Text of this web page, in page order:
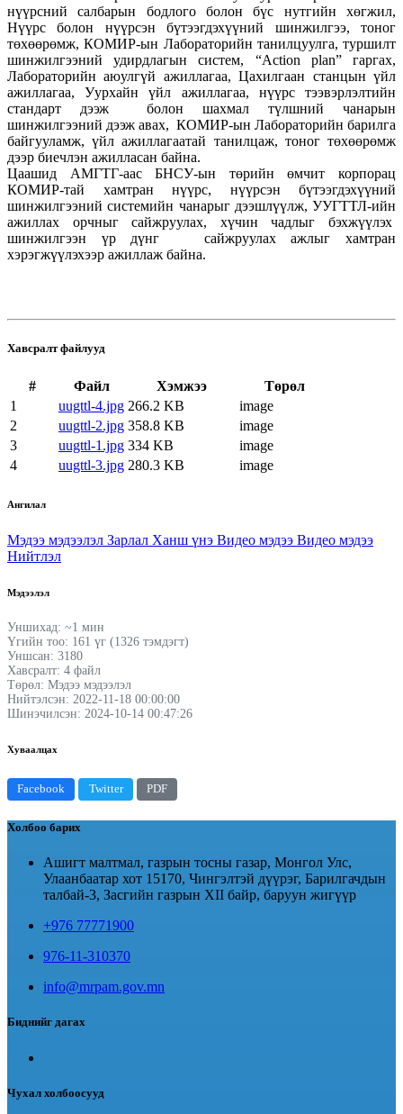
нүүрсний салбарын бодлого болон бүс нутгийн хөгжил,
Нүүрс болон нүүрсэн бүтээгдэхүүний шинжилгээ, тоног
төхөөрөмж, КОМИР-ын Лабораторийн танилцуулга, туршилт
шинжилгээний удирдлагын систем, “Action plan” гаргах,
Лабораторийн аюулгүй ажиллагаа, Цахилгаан станцын үйл
ажиллагаа, Уурхайн үйл ажиллагаа, нүүрс тээвэрлэлтийн
стандарт дээж болон шахмал түлшний чанарын
шинжилгээний дээж авах, КОМИР-ын Лабораторийн барилга
байгууламж, үйл ажиллагаатай танилцаж, тоног төхөөрөмж
дээр биечлэн ажилласан байна.
Цаашид АМГТГ-аас БНСУ-ын төрийн өмчит корпорац
КОМИР-тай хамтран нүүрс, нүүрсэн бүтээгдэхүүний
шинжилгээний системийн чанарыг дээшлүүлж, УУГТТЛ-ийн
ажиллах орчныг сайжруулах, хүчин чадлыг бэхжүүлэх
шинжилгээн үр дүнг сайжруулах ажлыг хамтран
хэрэгжүүлэхээр ажиллаж байна.
Хавсралт файлууд
# Файл Хэмжээ
Төрөл
1
uugttl-4.jpg 266.2 KB
image
2
uugttl-2.jpg 358.8 KB
image
3
uugttl-1.jpg 334 KB
image
4
uugttl-3.jpg 280.3 KB image
Ангилал
Мэдээ мэдээлэл Зарлал Ханш үнэ Видео мэдээ Видео мэдээ
Нийтлэл
Мэдээлэл
Уншихад: ~1 мин
Үгийн тоо: 161 үг (1326 тэмдэгт)
Уншсан: 3180
Хавсралт: 4 файл
Төрөл: Мэдээ мэдээлэл
Нийтэлсэн: 2022-11-18 00:00:00
Шинэчилсэн: 2024-10-14 00:47:26
Хуваалцах
Facebook Twitter PDF
Холбоо барих
Ашигт малтмал, газрын тосны газар, Монгол Улс,
Улаанбаатар хот 15170, Чингэлтэй дүүрэг, Барилгачдын
талбай-3, Засгийн газрын XII байр, баруун жигүүр
+976 77771900
976-11-310370
info@mrpam.gov.mn
Биднийг дагах
Чухал холбоосууд